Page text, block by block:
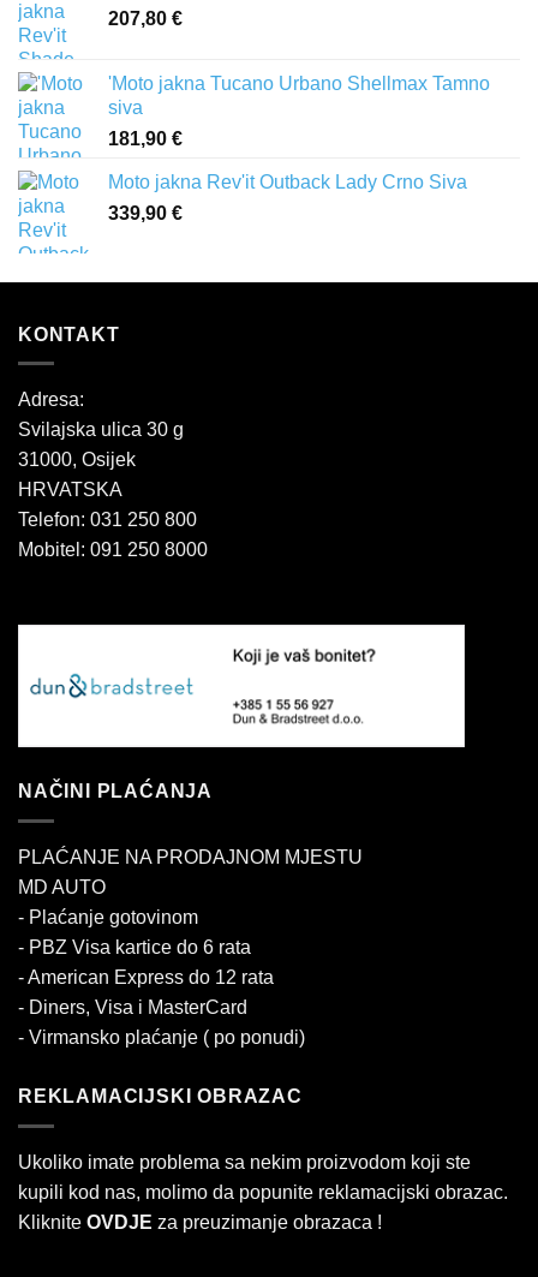
207,80 €
'Moto jakna Tucano Urbano Shellmax Tamno
siva
181,90 €
Moto jakna Rev'it Outback Lady Crno Siva
339,90 €
KONTAKT
Adresa:
Svilajska ulica 30 g
31000, Osijek
HRVATSKA
Telefon: 031 250 800
Mobitel: 091 250 8000
NAČINI PLAĆANJA
PLAĆANJE NA PRODAJNOM MJESTU
MD AUTO
- Plaćanje gotovinom
- PBZ Visa kartice do 6 rata
- American Express do 12 rata
- Diners, Visa i MasterCard
- Virmansko plaćanje ( po ponudi)
REKLAMACIJSKI OBRAZAC
Ukoliko imate problema sa nekim proizvodom koji ste
kupili kod nas, molimo da popunite reklamacijski obrazac.
Kliknite OVDJE za preuzimanje obrazaca !